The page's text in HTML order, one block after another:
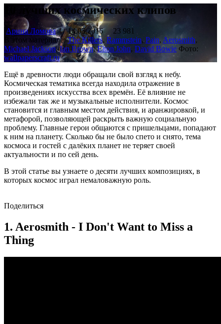
10 лучших космических клипов
Арина Ломова 14.05.2016
23 981
В этом материале:The Killers, Rammstein,Pain, Aerosmith,
Michael Jackson,Ian Brown,Elton John, David Bowie Фото:
wallpaperscraft.ru
Ещё в древности люди обращали свой взгляд к небу.
Космическая тематика всегда находила отражение в
произведениях искусства всех времён. Её влияние не
избежали так же и музыкальные исполнители. Космос
становится и главным местом действия, и аранжировкой, и
метафорой, позволяющей раскрыть важную социальную
проблему. Главные герои общаются с пришельцами, попадают
к ним на планету. Сколько бы не было спето и снято, тема
космоса и гостей с далёких планет не теряет своей
актуальности и по сей день.
В этой статье вы узнаете о десяти лучших композициях, в
которых космос играл немаловажную роль.
Поделиться
1. Aerosmith - I Don't Want to Miss a
Thing